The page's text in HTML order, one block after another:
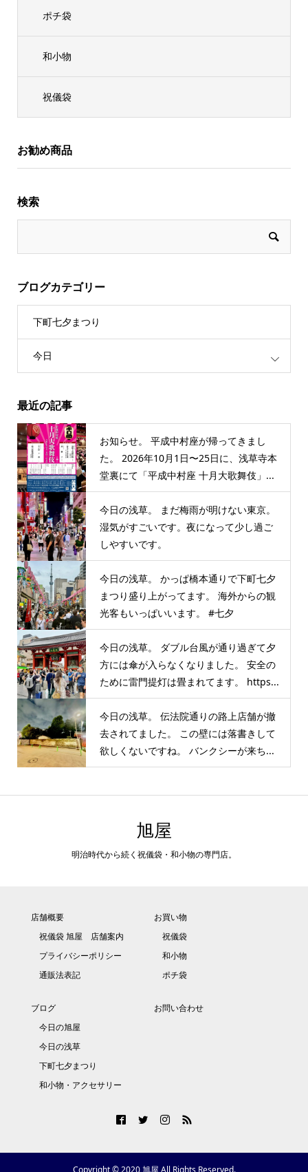
ポチ袋
和小物
祝儀袋
お勧め商品
検索
ブログカテゴリー
下町七夕まつり
今日
最近の記事
お知らせ。 平成中村座が帰ってきまし
た。 2026年10月1日〜25日に、浅草寺本
堂裏にて「平成中村座 十月大歌舞伎」...
今日の浅草。 まだ梅雨が明けない東京。
湿気がすごいです。夜になって少し過ご
しやすいです。
今日の浅草。 かっぱ橋本通りで下町七夕
まつり盛り上がってます。 海外からの観
光客もいっぱいいます。 #七夕
今日の浅草。 ダブル台風が通り過ぎて夕
方には傘が入らなくなりました。 安全の
ために雷門提灯は畳まれてます。 https...
今日の浅草。 伝法院通りの路上店舗が撤
去されてました。 この壁には落書きして
欲しくないですね。 バンクシーが来ち...
旭屋
明治時代から続く祝儀袋・和小物の専門店。
店舗概要
祝儀袋 旭屋 店舗案内
プライバシーポリシー
通販法表記
お買い物
祝儀袋
和小物
ポチ袋
ブログ
今日の旭屋
今日の浅草
下町七夕まつり
和小物・アクセサリー
お問い合わせ
Copyright © 2020 旭屋 All Rights Reserved.